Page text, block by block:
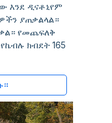
እንደ ዲናቶኒየም
ያጠቃልላል።
የመጨፍለቅ
ክብደት 165